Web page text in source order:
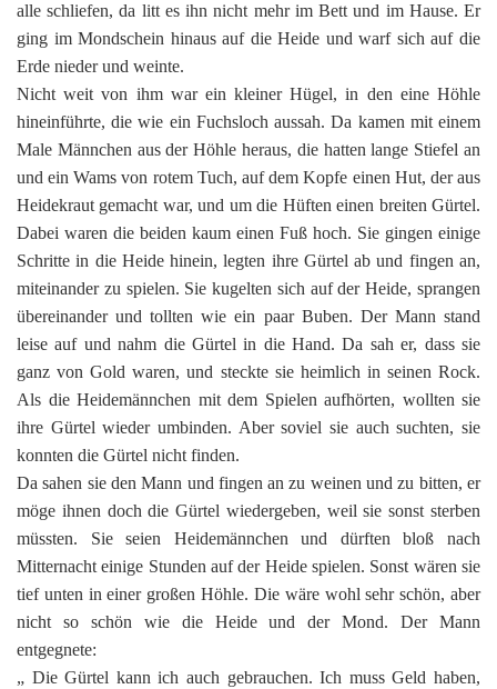
alle schliefen, da litt es ihn nicht mehr im Bett und im Hause. Er
ging im Mondschein hinaus auf die Heide und warf sich auf die
Erde nieder und weinte.
Nicht weit von ihm war ein kleiner Hügel, in den eine Höhle
hineinführte, die wie ein Fuchsloch aussah. Da kamen mit einem
Male Männchen aus der Höhle heraus, die hatten lange Stiefel an
und ein Wams von rotem Tuch, auf dem Kopfe einen Hut, der aus
Heidekraut gemacht war, und um die Hüften einen breiten Gürtel.
Dabei waren die beiden kaum einen Fuß hoch. Sie gingen einige
Schritte in die Heide hinein, legten ihre Gürtel ab und fingen an,
miteinander zu spielen. Sie kugelten sich auf der Heide, sprangen
übereinander und tollten wie ein paar Buben. Der Mann stand
leise auf und nahm die Gürtel in die Hand. Da sah er, dass sie
ganz von Gold waren, und steckte sie heimlich in seinen Rock.
Als die Heidemännchen mit dem Spielen aufhörten, wollten sie
ihre Gürtel wieder umbinden. Aber soviel sie auch suchten, sie
konnten die Gürtel nicht finden.
Da sahen sie den Mann und fingen an zu weinen und zu bitten, er
möge ihnen doch die Gürtel wiedergeben, weil sie sonst sterben
müssten. Sie seien Heidemännchen und dürften bloß nach
Mitternacht einige Stunden auf der Heide spielen. Sonst wären sie
tief unten in einer großen Höhle. Die wäre wohl sehr schön, aber
nicht so schön wie die Heide und der Mond. Der Mann
entgegnete:
„ Die Gürtel kann ich auch gebrauchen. Ich muss Geld haben,